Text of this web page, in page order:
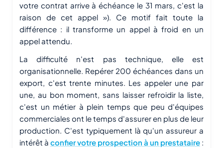
votre contrat arrive à échéance le 31 mars, c'est la
raison de cet appel »). Ce motif fait toute la
différence : il transforme un appel à froid en un
appel attendu.
La difficulté n'est pas technique, elle est
organisationnelle. Repérer 200 échéances dans un
export, c'est trente minutes. Les appeler une par
une, au bon moment, sans laisser refroidir la liste,
c'est un métier à plein temps que peu d'équipes
commerciales ont le temps d'assurer en plus de leur
production. C'est typiquement là qu'un assureur a
intérêt à confier votre prospection à un prestataire :